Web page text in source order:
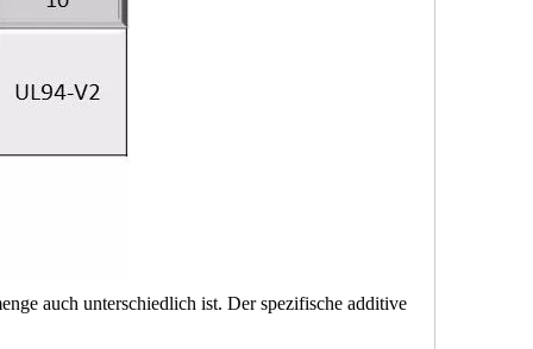
auch unterschiedlich ist. Der spezifische additive